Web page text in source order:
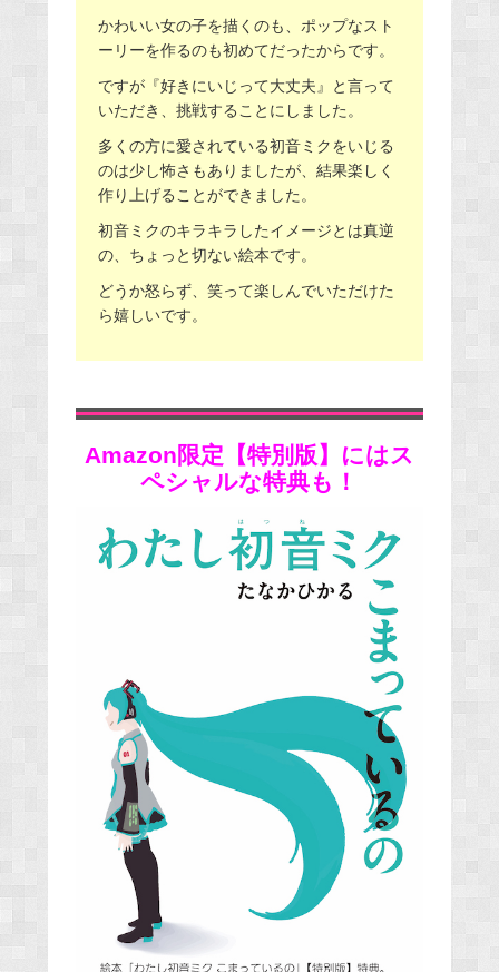
かわいい女の子を描くのも、ポップなスト
ーリーを作るのも初めてだったからです。
ですが『好きにいじって大丈夫』と言って
いただき、挑戦することにしました。
多くの方に愛されている初音ミクをいじる
のは少し怖さもありましたが、結果楽しく
作り上げることができました。
初音ミクのキラキラしたイメージとは真逆
の、ちょっと切ない絵本です。
どうか怒らず、笑って楽しんでいただけた
ら嬉しいです。
Amazon限定【特別版】にはス
ペシャルな特典も！